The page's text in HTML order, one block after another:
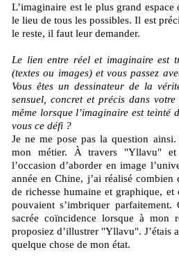
L’imaginaire est le plus grand espace
le lieu de tous les possibles. Il est
le reste, il faut leur demander.
Le lien entre réel et imaginaire est
(textes ou images) et vous passez
Vous êtes un dessinateur de la
sensuel, concret et précis dans votre
même lorsque l’imaginaire est teinté
vous ce défi ?
Je ne me pose pas la question
mon métier. À travers "Yllavu"
l’occasion d’aborder en image
année en Chine, j’ai réalisé combien
de richesse humaine et graphique, et
pouvaient s’imbriquer
sacrée coïncidence lorsque à mon
proposiez d’illustrer "Yllavu". J’étais
quelque chose de mon état.